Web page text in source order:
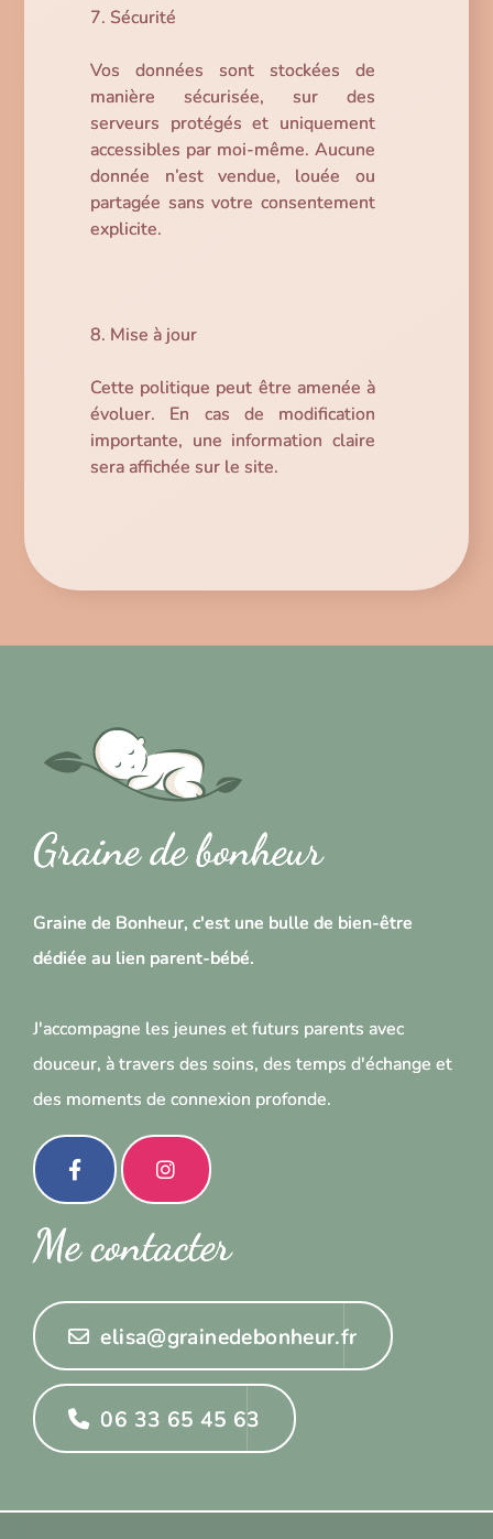
7. Sécurité
Vos données sont stockées de
manière sécurisée, sur des
serveurs protégés et uniquement
accessibles par moi-même. Aucune
donnée n’est vendue, louée ou
partagée sans votre consentement
explicite.
8. Mise à jour
Cette politique peut être amenée à
évoluer. En cas de modification
importante, une information claire
sera affichée sur le site.
Graine de bonheur
Graine de Bonheur, c'est une bulle de bien-être
dédiée au lien parent-bébé.
J'accompagne les jeunes et futurs parents avec
douceur, à travers des soins, des temps d'échange et
des moments de connexion profonde.
Me contacter
elisa@grainedebonheur.fr
06 33 65 45 63